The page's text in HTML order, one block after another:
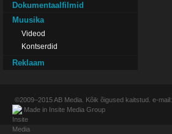
Dokumentaalfilmid
Muusika
Videod
Kontserdid
Reklaam
©2009–2015AB Media . Kõik õigused kaitstud. e-mail:
Made in Insite Media Group